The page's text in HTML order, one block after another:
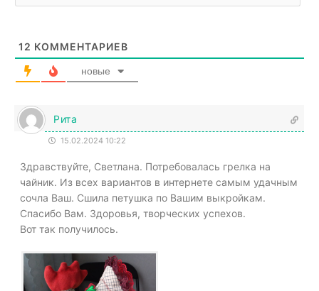
12 КОММЕНТАРИЕВ
новые
Рита
15.02.2024 10:22
Здравствуйте, Светлана. Потребовалась грелка на
чайник. Из всех вариантов в интернете самым удачным
сочла Ваш. Сшила петушка по Вашим выкройкам.
Спасибо Вам. Здоровья, творческих успехов.
Вот так получилось.